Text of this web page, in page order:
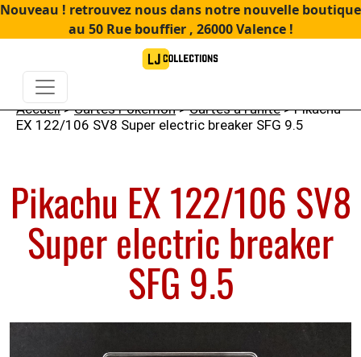
Nouveau ! retrouvez nous dans notre nouvelle boutique
au 50 Rue bouffier , 26000 Valence !
Accueil>Cartes Pokémon>Cartes à l'unité> Pikachu
EX 122/106 SV8 Super electric breaker SFG 9.5
Pikachu EX 122/106 SV8
Super electric breaker
SFG 9.5